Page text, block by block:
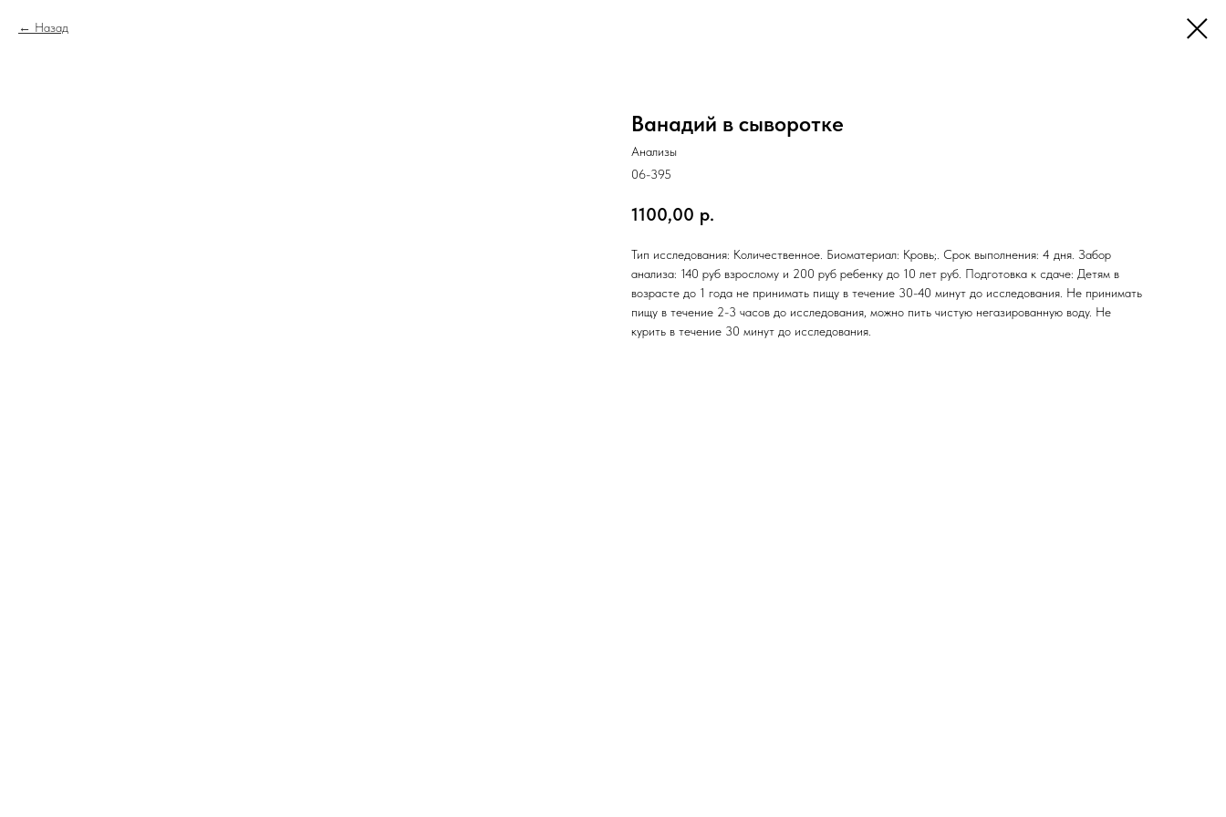
Назад
Ванадий в сыворотке
Анализы
06-395
1100,00 р.
Тип исследования: Количественное. Биоматериал: Кровь;. Срок выполнения: 4 дня. Забор
анализа: 140 руб взрослому и 200 руб ребенку до 10 лет руб. Подготовка к сдаче: Детям в
возрасте до 1 года не принимать пищу в течение 30-40 минут до исследования. Не принимать
пищу в течение 2-3 часов до исследования, можно пить чистую негазированную воду. Не
курить в течение 30 минут до исследования.